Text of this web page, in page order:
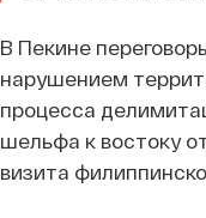
В Пекине
нарушением
процесса
шельфа к востоку
визита